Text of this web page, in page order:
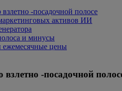
-посадочной полосе
активов ИИ
и минусы
ежемесячные цены
-посадочной